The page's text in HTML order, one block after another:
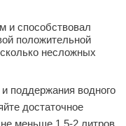
и способствовал
положительной
несложных
поддержания водного
достаточное
меньше 1,5-2 литров